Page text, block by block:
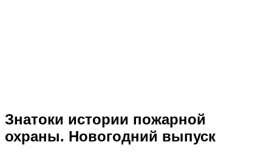
Знатоки истории пожарной
охраны. Новогодний выпуск